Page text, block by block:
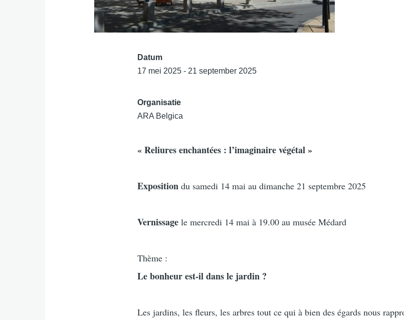
Datum
17 mei 2025 - 21 september 2025
Organisatie
ARA Belgica
« Reliures enchantées : l’imaginaire végétal »
Exposition du samedi 14 mai au dimanche 21 septembre 2025
Vernissage le mercredi 14 mai à 19.00 au musée Médard
Thème :
Le bonheur est-il dans le jardin ?
Les jardins, les fleurs, les arbres tout ce qui à bien des égards nous